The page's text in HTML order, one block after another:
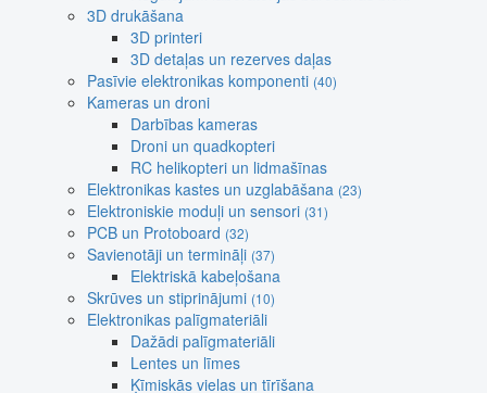
3D drukāšana
3D printeri
3D detaļas un rezerves daļas
Pasīvie elektronikas komponenti (40)
Kameras un droni
Darbības kameras
Droni un quadkopteri
RC helikopteri un lidmašīnas
Elektronikas kastes un uzglabāšana (23)
Elektroniskie moduļi un sensori (31)
PCB un Protoboard (32)
Savienotāji un termināļi (37)
Elektriskā kabeļošana
Skrūves un stiprinājumi (10)
Elektronikas palīgmateriāli
Dažādi palīgmateriāli
Lentes un līmes
Ķīmiskās vielas un tīrīšana